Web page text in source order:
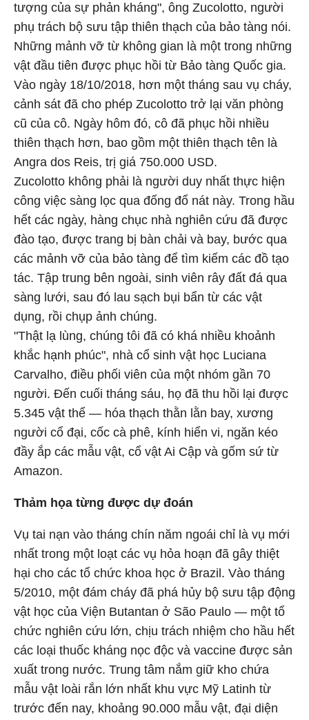
tượng của sự phản kháng", ông Zucolotto, người
phụ trách bộ sưu tập thiên thạch của bảo tàng nói.
Những mảnh vỡ từ không gian là một trong những
vật đầu tiên được phục hồi từ Bảo tàng Quốc gia.
Vào ngày 18/10/2018, hơn một tháng sau vụ cháy,
cảnh sát đã cho phép Zucolotto trở lại văn phòng
cũ của cô. Ngày hôm đó, cô đã phục hồi nhiều
thiên thạch hơn, bao gồm một thiên thạch tên là
Angra dos Reis, trị giá 750.000 USD.
Zucolotto không phải là người duy nhất thực hiện
công việc sàng lọc qua đống đổ nát này. Trong hầu
hết các ngày, hàng chục nhà nghiên cứu đã được
đào tạo, được trang bị bàn chải và bay, bước qua
các mảnh vỡ của bảo tàng để tìm kiếm các đồ tạo
tác. Tập trung bên ngoài, sinh viên rây đất đá qua
sàng lưới, sau đó lau sạch bụi bẩn từ các vật
dụng, rồi chụp ảnh chúng.
"Thật lạ lùng, chúng tôi đã có khá nhiều khoảnh
khắc hạnh phúc", nhà cổ sinh vật học Luciana
Carvalho, điều phối viên của một nhóm gần 70
người. Đến cuối tháng sáu, họ đã thu hồi lại được
5.345 vật thể — hóa thạch thằn lằn bay, xương
người cổ đại, cốc cà phê, kính hiển vi, ngăn kéo
đầy ắp các mẫu vật, cổ vật Ai Cập và gốm sứ từ
Amazon.
Thảm họa từng được dự đoán
Vụ tai nạn vào tháng chín năm ngoái chỉ là vụ mới
nhất trong một loạt các vụ hỏa hoạn đã gây thiệt
hại cho các tổ chức khoa học ở Brazil. Vào tháng
5/2010, một đám cháy đã phá hủy bộ sưu tập động
vật học của Viện Butantan ở São Paulo — một tổ
chức nghiên cứu lớn, chịu trách nhiệm cho hầu hết
các loại thuốc kháng nọc độc và vaccine được sản
xuất trong nước. Trung tâm nắm giữ kho chứa
mẫu vật loài rắn lớn nhất khu vực Mỹ Latinh từ
trước đến nay, khoảng 90.000 mẫu vật, đại diện